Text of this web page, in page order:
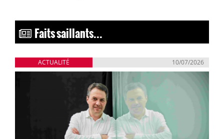
Faits saillants...
ACTUALITÉ 10/07/2026